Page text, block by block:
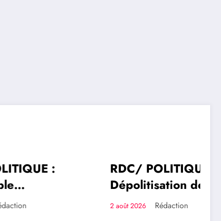
:
RDC/ POLITIQUE :
Dépolitisation des
Entreprises: Les
Rédaction